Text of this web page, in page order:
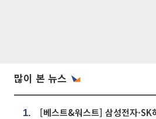
많이 본 뉴스
1.